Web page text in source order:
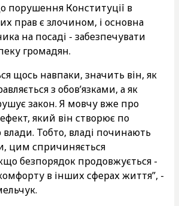
порушення Конституції в
прав є злочином, і основна
на посаді - забезпечувати
громадян.
щось навпаки, значить він, як
з обов’язками, а як
закон. Я мовчу вже про
який він створює по
Тобто, владі починають
цим спричиняється
безпорядок продовжується -
в інших сферах життя”, -